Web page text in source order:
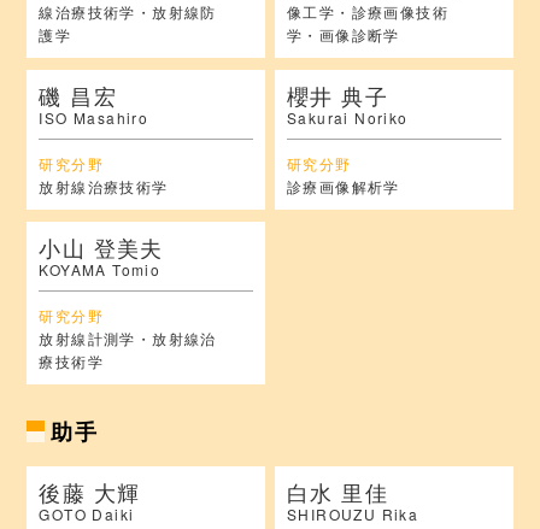
線治療技術学・放射線防
護学
像工学・診療画像技術
学・画像診断学
磯 昌宏
ISO Masahiro
研究分野
放射線治療技術学
櫻井 典子
Sakurai Noriko
研究分野
診療画像解析学
小山 登美夫
KOYAMA Tomio
研究分野
放射線計測学・放射線治
療技術学
助手
後藤 大輝
GOTO Daiki
白水 里佳
SHIROUZU Rika